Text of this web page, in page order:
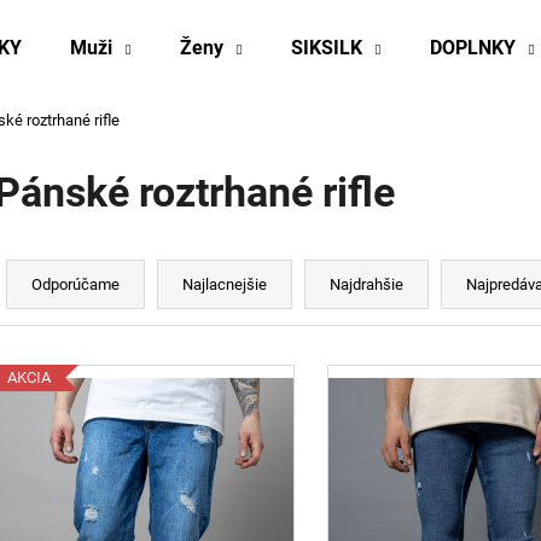
Muži Ženy SIKSILK DOPLNKY
roztrhané rifle
roztrhané rifle
R
n
Odporúčame Najlacnejšie Najdrahšie
AKCIA
Čo potrebujete nájsť?
Odporúčame